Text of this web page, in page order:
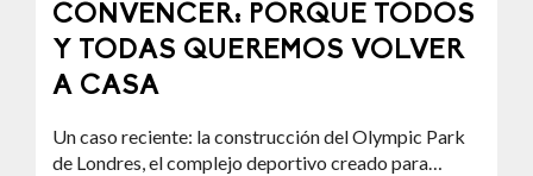
CONVENCER: PORQUE TODOS
Y TODAS QUEREMOS VOLVER
A CASA
Un caso reciente: la construcción del Olympic Park
de Londres, el complejo deportivo creado para…